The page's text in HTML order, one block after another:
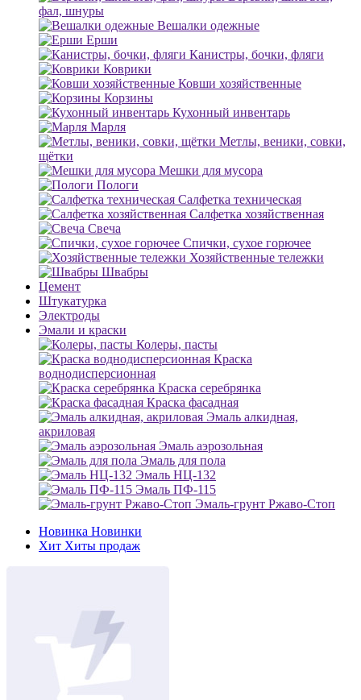
фал, шнуры
Вешалки одежные
Ерши
Канистры, бочки, фляги
Коврики
Ковши хозяйственные
Корзины
Кухонный инвентарь
Марля
Метлы, веники, совки,
щётки
Мешки для мусора
Пологи
Салфетка техническая
Салфетка хозяйственная
Свеча
Спички, сухое горючее
Хозяйственные тележки
Швабры
Цемент
Штукатурка
Электроды
Эмали и краски
Колеры, пасты
Краска
воднодисперсионная
Краска серебрянка
Краска фасадная
Эмаль алкидная,
акриловая
Эмаль аэрозольная
Эмаль для пола
Эмаль НЦ-132
Эмаль ПФ-115
Эмаль-грунт Ржаво-Стоп
Новинка Новинки
Хит Хиты продаж